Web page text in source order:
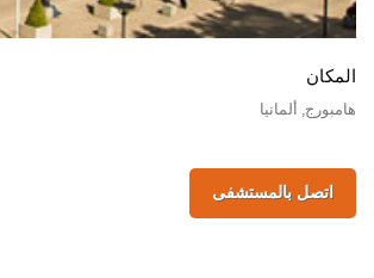
المكان
هامبورج, ألمانيا
اتصل بالمستشفى